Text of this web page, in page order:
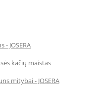
JOSERA
kačių maistas
mitybai - JOSERA